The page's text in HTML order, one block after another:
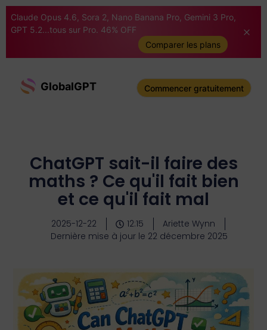
Claude Opus 4.6, Sora 2, Nano Banana Pro, Gemini 3 Pro,
GPT 5.2...tous sur Pro. 46% OFF
Comparer les plans
GlobalGPT Commencer gratuitement
ChatGPT sait-il faire des
maths ? Ce qu'il fait bien
et ce qu'il fait mal
2025-12-22 12:15
Ariette Wynn
Dernière mise à jour le 22 décembre 2025